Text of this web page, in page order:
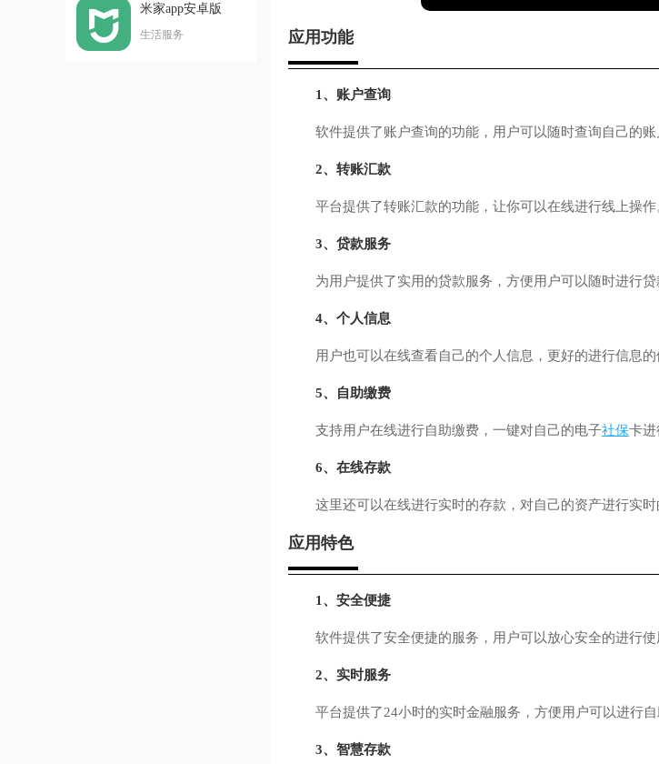
米家app安卓版
生活服务 应用功能
1、账户查询
软件提供了账户查询的功能，用户可以随时查询自己的账
2、转账汇款
平台提供了转账汇款的功能，让你可以在线进行线上操作
3、贷款服务
为用户提供了实用的贷款服务，方便用户可以随时进行贷
4、个人信息
用户也可以在线查看自己的个人信息，更好的进行信息的
5、自助缴费
支持用户在线进行自助缴费，一键对自己的电子社保卡进
6、在线存款
这里还可以在线进行实时的存款，对自己的资产进行实时
应用特色
1、安全便捷
软件提供了安全便捷的服务，用户可以放心安全的进行使
2、实时服务
平台提供了24小时的实时金融服务，方便用户可以进行自
3、智慧存款